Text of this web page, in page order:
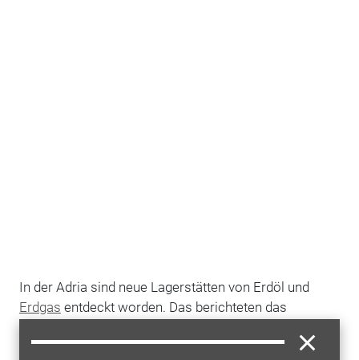
In der Adria sind neue Lagerstätten von Erdöl und
Erdgas entdeckt worden. Das berichteten das
"Slobodna Dalmacija" am Dienstag (21. Januar) unter